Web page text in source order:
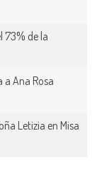
73% de la
a Ana Rosa
Letizia en Misa